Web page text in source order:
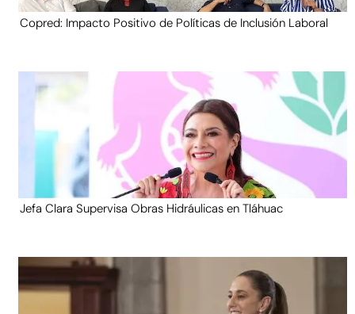
Copred: Impacto Positivo de Políticas de Inclusión Laboral
Jefa Clara Supervisa Obras Hidráulicas en Tláhuac